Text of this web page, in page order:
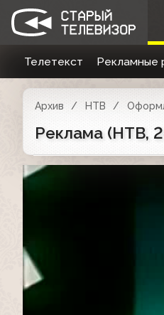
Телетекст Рекламные
Архив НТВ
Реклама (НТВ,